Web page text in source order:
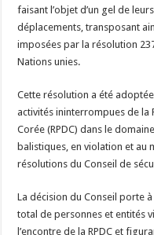
faisant l’objet d’un gel de
déplacements, transposant
imposées par la résolution
Nations unies.
Cette résolution a été
activités ininterrompues de
Corée (RPDC) dans le
balistiques, en violation et au
résolutions du Conseil de
La décision du Conseil porte
total de personnes et entités
l’encontre de la RPDC et